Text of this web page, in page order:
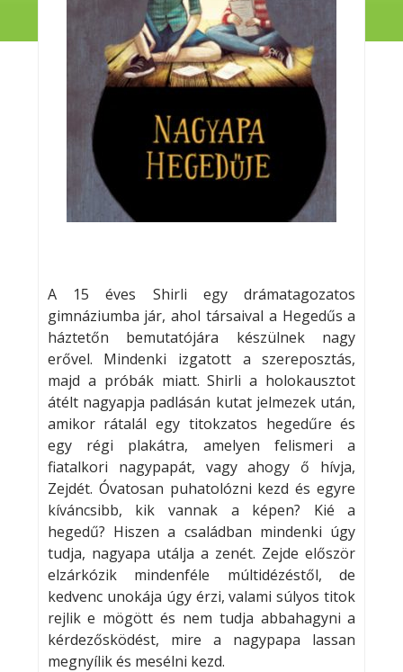
A 15 éves Shirli egy drámatagozatos
gimnáziumba jár, ahol társaival a Hegedűs a
háztetőn bemutatójára készülnek nagy
erővel. Mindenki izgatott a szereposztás,
majd a próbák miatt. Shirli a holokausztot
átélt nagyapja padlásán kutat jelmezek után,
amikor rátalál egy titokzatos hegedűre és
egy régi plakátra, amelyen felismeri a
fiatalkori nagypapát, vagy ahogy ő hívja,
Zejdét. Óvatosan puhatolózni kezd és egyre
kíváncsibb, kik vannak a képen? Kié a
hegedű? Hiszen a családban mindenki úgy
tudja, nagyapa utálja a zenét. Zejde először
elzárkózik mindenféle múltidézéstől, de
kedvenc unokája úgy érzi, valami súlyos titok
rejlik e mögött és nem tudja abbahagyni a
kérdezősködést, mire a nagypapa lassan
megnyílik és mesélni kezd.